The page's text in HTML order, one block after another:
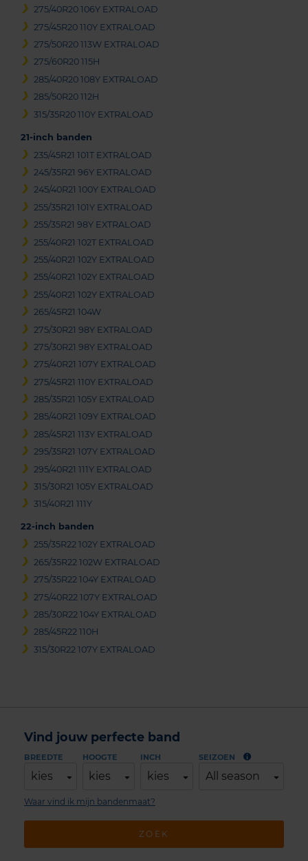
275/40R20 106Y EXTRALOAD
275/45R20 110Y EXTRALOAD
275/50R20 113W EXTRALOAD
275/60R20 115H
285/40R20 108Y EXTRALOAD
285/50R20 112H
315/35R20 110Y EXTRALOAD
21-inch banden
235/45R21 101T EXTRALOAD
245/35R21 96Y EXTRALOAD
245/40R21 100Y EXTRALOAD
255/35R21 101Y EXTRALOAD
255/35R21 98Y EXTRALOAD
255/40R21 102T EXTRALOAD
255/40R21 102Y EXTRALOAD
255/40R21 102Y EXTRALOAD
255/40R21 102Y EXTRALOAD
265/45R21 104W
275/30R21 98Y EXTRALOAD
275/30R21 98Y EXTRALOAD
275/40R21 107Y EXTRALOAD
275/45R21 110Y EXTRALOAD
285/35R21 105Y EXTRALOAD
285/40R21 109Y EXTRALOAD
285/45R21 113Y EXTRALOAD
295/35R21 107Y EXTRALOAD
295/40R21 111Y EXTRALOAD
315/30R21 105Y EXTRALOAD
315/40R21 111Y
22-inch banden
255/35R22 102Y EXTRALOAD
265/35R22 102W EXTRALOAD
275/35R22 104Y EXTRALOAD
275/40R22 107Y EXTRALOAD
285/30R22 104Y EXTRALOAD
285/45R22 110H
315/30R22 107Y EXTRALOAD
Vind jouw perfecte band
BREEDTE
kies
HOOGTE
kies
INCH
kies
SEIZOEN
All season
ZOEK
Waar vind ik mijn bandenmaat?